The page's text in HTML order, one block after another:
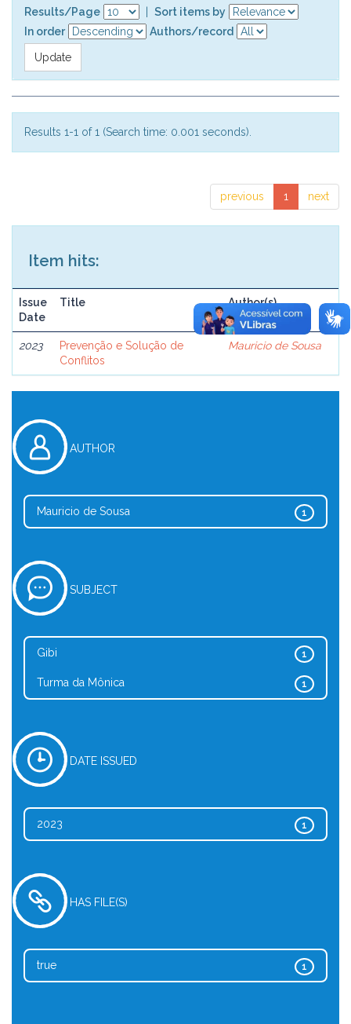
Results/Page
Sort items by
In order
Authors/record
Results 1-1 of 1 (Search time: 0.001 seconds).
previous 1 next
Item hits:
Issue
Date
Title Author(s)
2023
Prevenção e Solução de
Conflitos
Mauricio de Sousa
AUTHOR
1
Mauricio de Sousa
SUBJECT
1
Gibi
1
Turma da Mônica
DATE ISSUED
1
2023
HAS FILE(S)
1
true